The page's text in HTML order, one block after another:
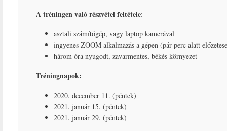
A tréningen való részvétel feltétele:
asztali számítógép, vagy laptop kamerával
ingyenes ZOOM alkalmazás a gépen (pár perc alatt
három óra nyugodt, zavarmentes, békés környezet
Tréningnapok:
2020. december 11. (péntek)
2021. január 15. (péntek)
2021. január 29. (péntek)